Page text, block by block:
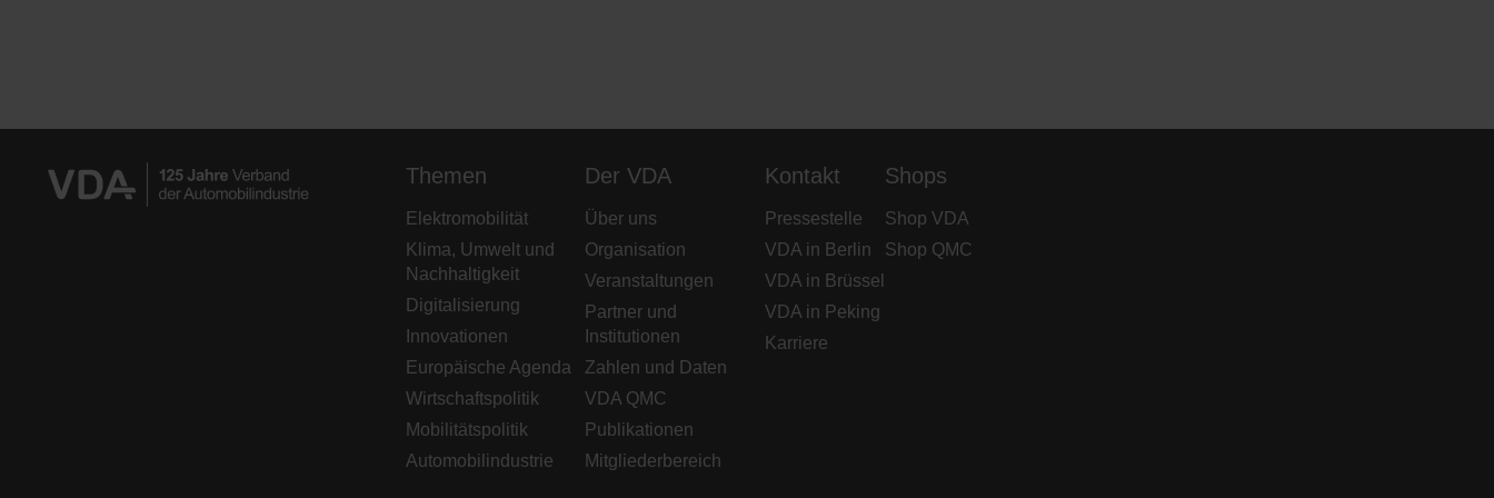
Themen
Elektromobilität
Klima, Umwelt und
Nachhaltigkeit
Digitalisierung
Innovationen
Europäische Agenda
Wirtschaftspolitik
Mobilitätspolitik
Automobilindustrie
Der VDA
Über uns
Organisation
Veranstaltungen
Partner und
Institutionen
Zahlen und Daten
VDA QMC
Publikationen
Mitgliederbereich
Kontakt
Pressestelle
VDA in Berlin
VDA in Brüssel
VDA in Peking
Karriere
Shops
Shop VDA
Shop QMC